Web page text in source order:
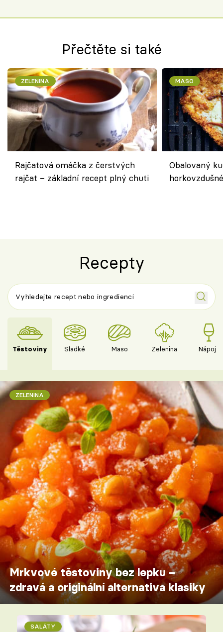
Přečtěte si také
ZELENINA
Rajčatová omáčka z čerstvých
rajčat – základní recept plný chuti
MASO
Obalovaný
Recepty
Těstoviny Sladké Maso Zelenina Nápoje
ZELENINA
Mrkvové těstoviny bez lepku –
zdravá a originální alternativa klasiky
SALÁTY